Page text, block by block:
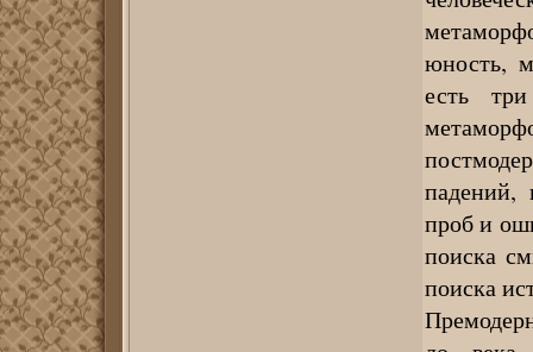
юность,
есть
падений,
проб и
поиска
поиска